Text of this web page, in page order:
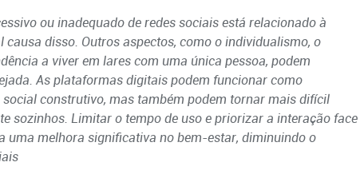
ou inadequado de redes sociais está relacionado à
disso. Outros aspectos, como o individualismo, o
a viver em lares com uma única pessoa, podem
As plataformas digitais podem funcionar como
construtivo, mas também podem tornar mais difícil
sozinhos. Limitar o tempo de uso e priorizar a interação face
uma melhora significativa no bem-estar, diminuindo o